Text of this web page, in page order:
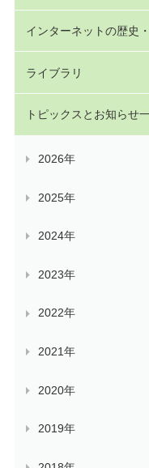
インターネットの歴史
ライブラリ
トピックスとお知らせ
2026年
2025年
2024年
2023年
2022年
2021年
2020年
2019年